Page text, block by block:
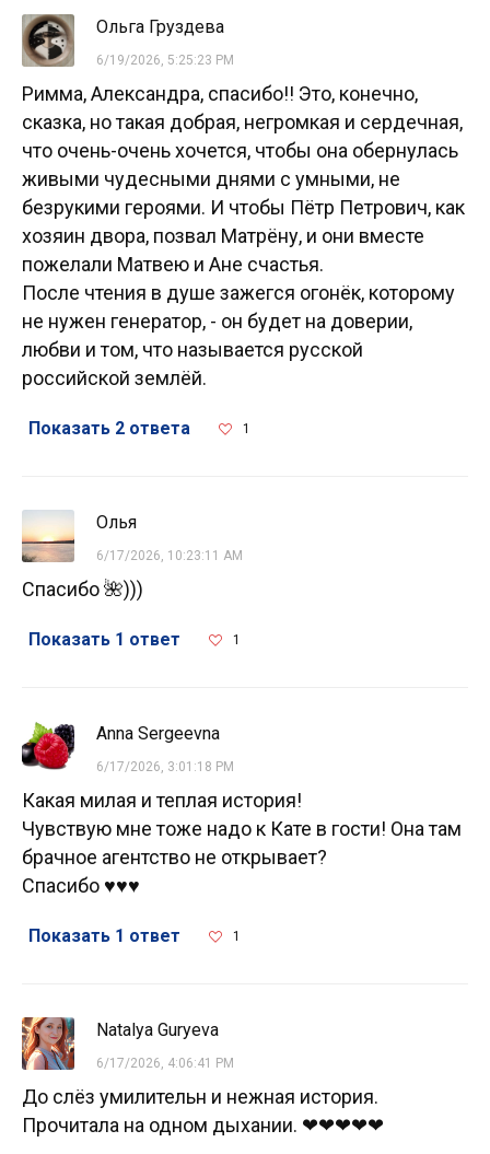
Ольга Груздева
6/19/2026, 5:25:23 PM
Римма, Александра, спасибо!! Это, конечно,
сказка, но такая добрая, негромкая и сердечная,
что очень-очень хочется, чтобы она обернулась
живыми чудесными днями с умными, не
безрукими героями. И чтобы Пётр Петрович, как
хозяин двора, позвал Матрёну, и они вместе
пожелали Матвею и Ане счастья.
После чтения в душе зажегся огонёк, которому
не нужен генератор, - он будет на доверии,
любви и том, что называется русской
российской землёй.
Показать 2 ответа 1
Олья
6/17/2026, 10:23:11 AM
Спасибо 🌺)))
Показать 1 ответ 1
Anna Sergeevna
6/17/2026, 3:01:18 PM
Какая милая и теплая история!
Чувствую мне тоже надо к Кате в гости! Она там
брачное агентство не открывает?
Спасибо ♥️♥️♥️
Показать 1 ответ 1
Natalya Guryeva
6/17/2026, 4:06:41 PM
До слёз умилительн и нежная история.
Прочитала на одном дыхании. ❤❤❤❤❤